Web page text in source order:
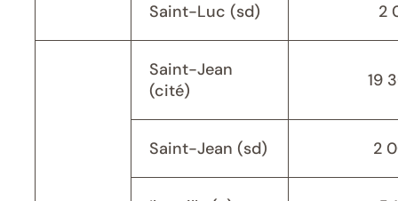
Saint-Luc (sd) 2
Saint-Jean
(cité)
19
Saint-Jean (sd) 2